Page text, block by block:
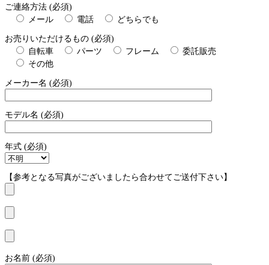
ご連絡方法 (必須)
メール
電話 どちらでも
お売りいただけるもの (必須)
自転車
パーツ フレーム
委託販売
その他
メーカー名 (必須)
モデル名 (必須)
年式 (必須)
【参考となる写真がございましたら合わせてご送付下さい】
お名前 (必須)